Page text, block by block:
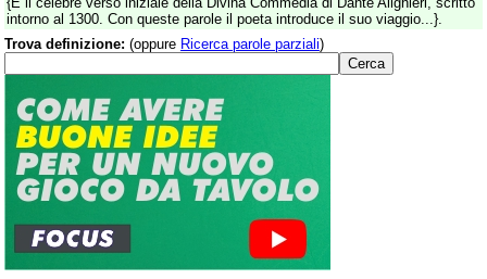
intorno al 1300. Con queste parole il poeta introduce il suo viaggio...}.
Trova definizione: (oppure Ricerca parole parziali)